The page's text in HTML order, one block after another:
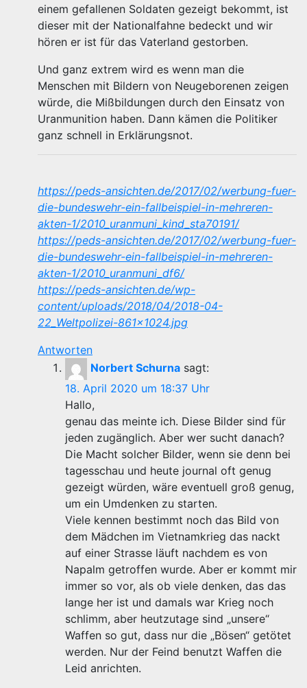
einem gefallenen Soldaten gezeigt bekommt, ist
dieser mit der Nationalfahne bedeckt und wir
hören er ist für das Vaterland gestorben.
Und ganz extrem wird es wenn man die
Menschen mit Bildern von Neugeborenen zeigen
würde, die Mißbildungen durch den Einsatz von
Uranmunition haben. Dann kämen die Politiker
ganz schnell in Erklärungsnot.
https://peds-ansichten.de/2017/02/werbung-fuer-
die-bundeswehr-ein-fallbeispiel-in-mehreren-
akten-1/2010_uranmuni_kind_sta70191/
https://peds-ansichten.de/2017/02/werbung-fuer-
die-bundeswehr-ein-fallbeispiel-in-mehreren-
akten-1/2010_uranmuni_df6/
https://peds-ansichten.de/wp-
content/uploads/2018/04/2018-04-
22_Weltpolizei-861×1024.jpg
Antworten
Norbert Schurna sagt:
18. April 2020 um 18:37 Uhr
Hallo,
genau das meinte ich. Diese Bilder sind für
jeden zugänglich. Aber wer sucht danach?
Die Macht solcher Bilder, wenn sie denn bei
tagesschau und heute journal oft genug
gezeigt würden, wäre eventuell groß genug,
um ein Umdenken zu starten.
Viele kennen bestimmt noch das Bild von
dem Mädchen im Vietnamkrieg das nackt
auf einer Strasse läuft nachdem es von
Napalm getroffen wurde. Aber er kommt mir
immer so vor, als ob viele denken, das das
lange her ist und damals war Krieg noch
schlimm, aber heutzutage sind „unsere“
Waffen so gut, dass nur die „Bösen“ getötet
werden. Nur der Feind benutzt Waffen die
Leid anrichten.